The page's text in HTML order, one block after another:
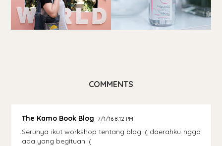
COMMENTS
The Kamo Book Blog 7/1/16 8:12 PM
Serunya ikut workshop tentang blog :( daerahku ngga
ada yang begituan :(